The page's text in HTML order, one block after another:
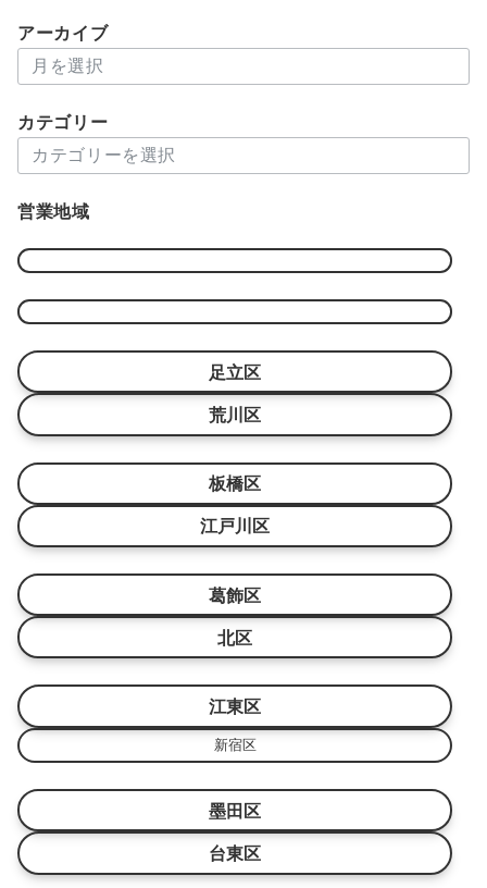
アーカイブ
ー
イ
カテゴリー
テ
リ
営業地域
足立区
荒川区
板橋区
江戸川区
葛飾区
北区
江東区
新宿区
墨田区
台東区